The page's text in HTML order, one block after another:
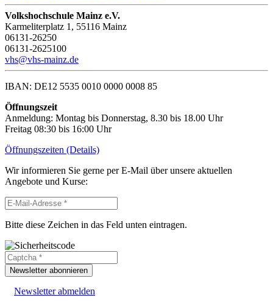
Volkshochschule Mainz e.V.
Karmeliterplatz 1, 55116 Mainz
06131-26250
06131-2625100
vhs@vhs-mainz.de
IBAN: DE12 5535 0010 0000 0008 85
Öffnungszeit
Anmeldung: Montag bis Donnerstag, 8.30 bis 18.00 Uhr
Freitag 08:30 bis 16:00 Uhr
Öffnungszeiten (Details)
Wir informieren Sie gerne per E-Mail über unsere aktuellen
Angebote und Kurse:
Bitte diese Zeichen in das Feld unten eintragen.
Newsletter abonnieren
Newsletter abmelden